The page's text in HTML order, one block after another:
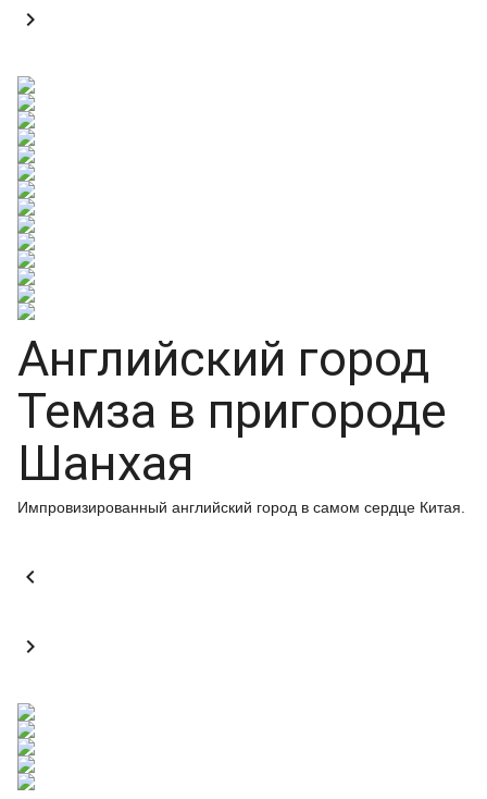

Английский город
Темза в пригороде
Шанхая
Импровизированный английский город в самом сердце Китая.

